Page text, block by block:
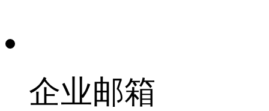
企业邮箱